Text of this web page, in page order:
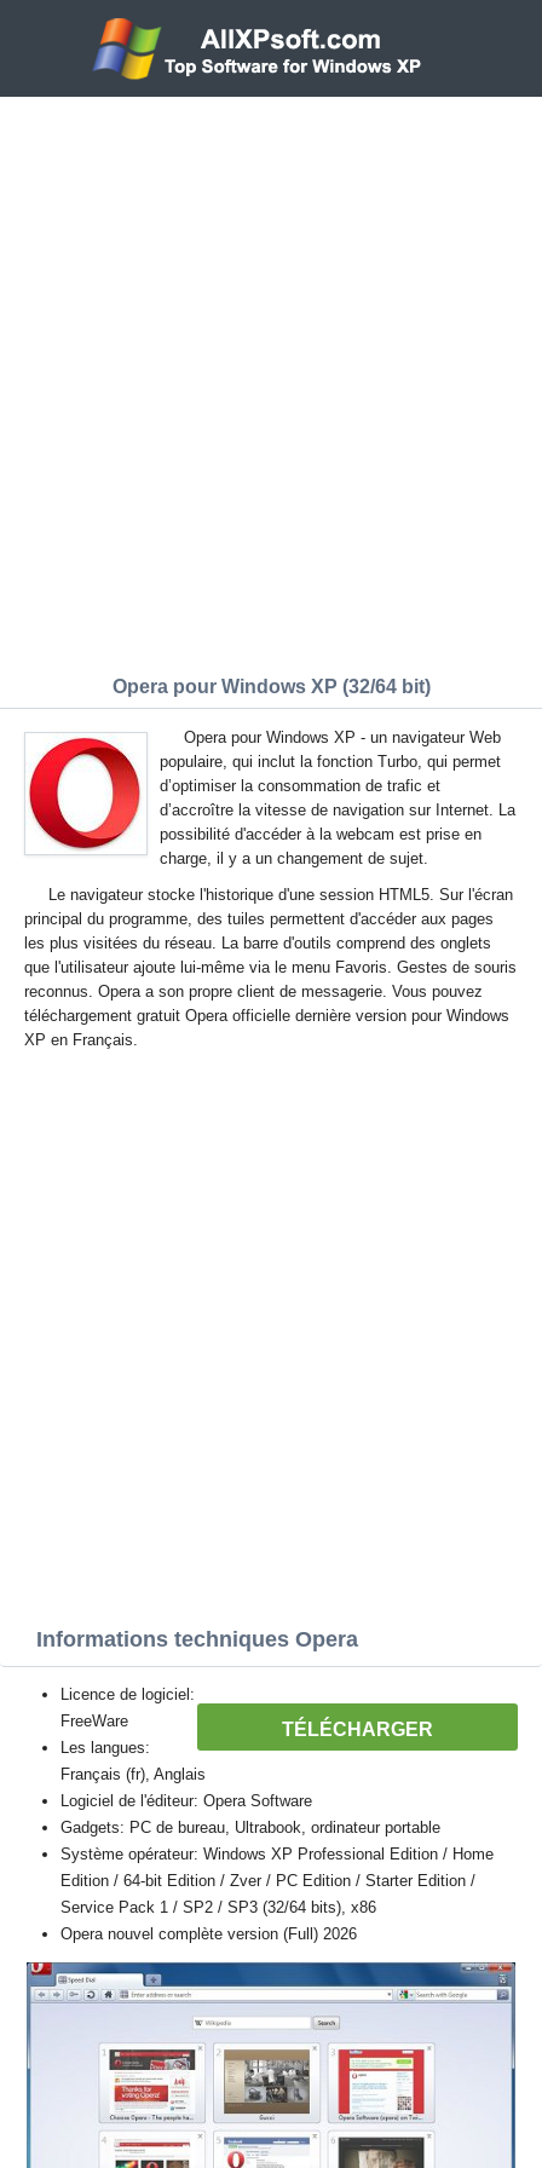
Opera pour Windows XP (32/64 bit)
Opera pour Windows XP - un navigateur Web
populaire, qui inclut la fonction Turbo, qui permet
d’optimiser la consommation de trafic et
d’accroître la vitesse de navigation sur Internet. La
possibilité d'accéder à la webcam est prise en
charge, il y a un changement de sujet.
Le navigateur stocke l'historique d'une session HTML5. Sur l'écran
principal du programme, des tuiles permettent d'accéder aux pages
les plus visitées du réseau. La barre d'outils comprend des onglets
que l'utilisateur ajoute lui-même via le menu Favoris. Gestes de souris
reconnus. Opera a son propre client de messagerie. Vous pouvez
téléchargement gratuit Opera officielle dernière version pour Windows
XP en Français.
Informations techniques Opera
TÉLÉCHARGER
Licence de logiciel:
FreeWare
Les langues:
Français (fr), Anglais
Logiciel de l'éditeur: Opera Software
Gadgets: PC de bureau, Ultrabook, ordinateur portable
Système opérateur: Windows XP Professional Edition / Home
Edition / 64-bit Edition / Zver / PC Edition / Starter Edition /
Service Pack 1 / SP2 / SP3 (32/64 bits), x86
Opera nouvel complète version (Full) 2026